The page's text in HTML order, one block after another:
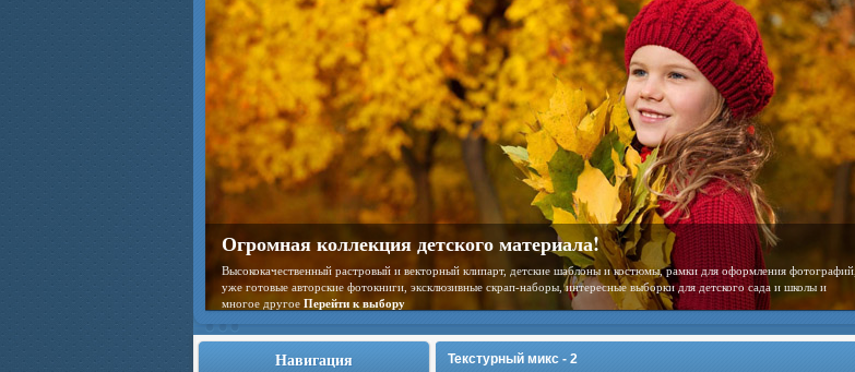
Огромная коллекция детского материала!
Высококачественный растровый и векторный клипарт, детские шаблоны и костюмы, рамки для оформления фотографий,
уже готовые авторские фотокниги, эксклюзивные скрап-наборы, интересные выборки для детского сада и школы и
многое другое Перейти к выбору
Навигация Текстурный микс - 2